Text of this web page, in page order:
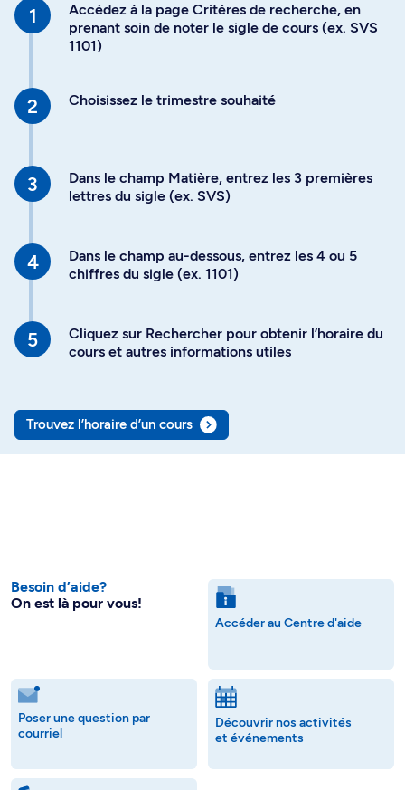
Accédez à la page Critères de recherche, en
prenant soin de noter le sigle de cours (ex. SVS
1101)
Choisissez le trimestre souhaité
Dans le champ Matière, entrez les 3 premières
lettres du sigle (ex. SVS)
Dans le champ au-dessous, entrez les 4 ou 5
chiffres du sigle (ex. 1101)
Cliquez sur Rechercher pour obtenir l’horaire du
cours et autres informations utiles
Trouvez l’horaire d’un cours
Besoin d’aide?
On est là pour vous!
Accéder au Centre d'aide
Poser une question par
courriel
Découvrir nos activités
et événements